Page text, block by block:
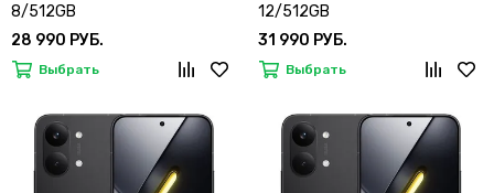
8/512GB
28 990 РУБ.
Выбрать
12/512GB
31 990 РУБ.
Выбрать